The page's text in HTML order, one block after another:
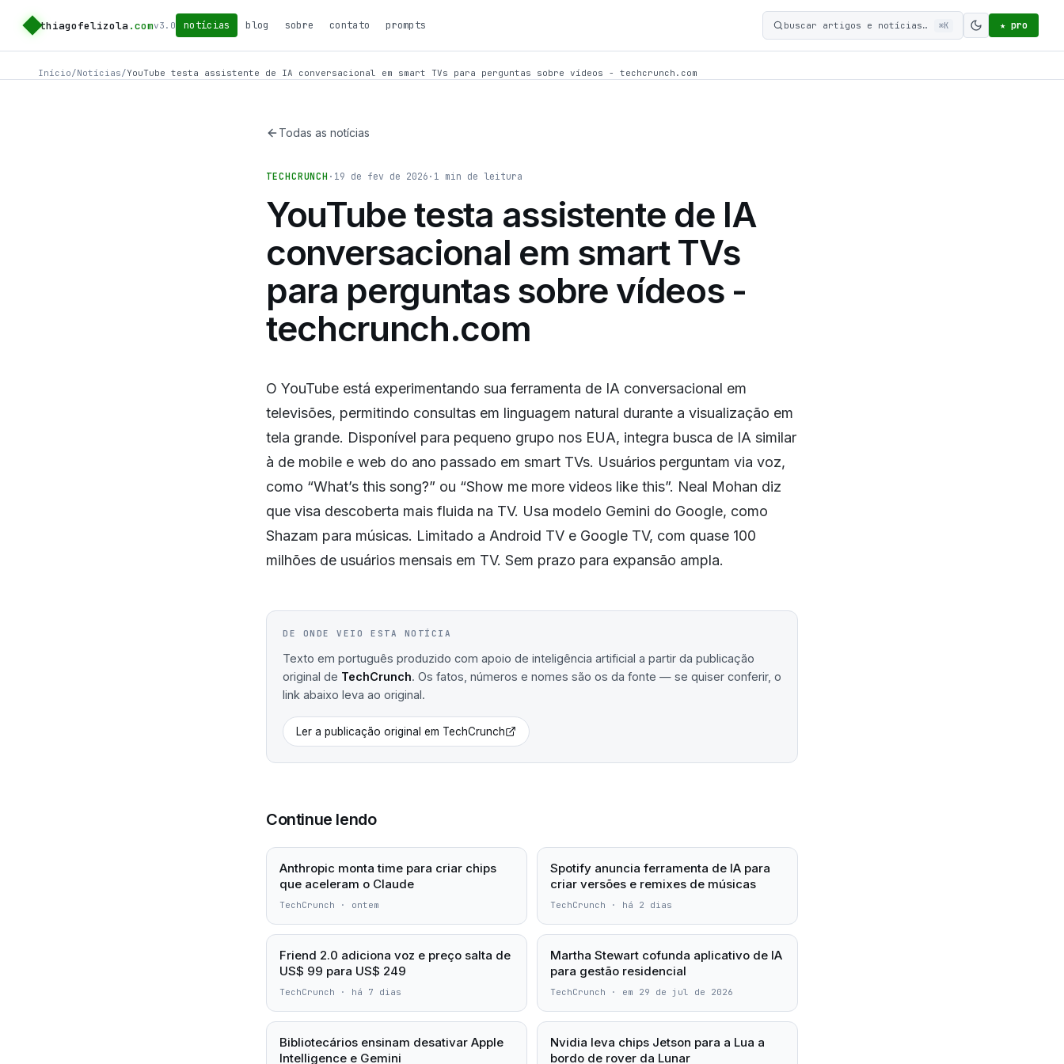
thiagofelizola .comv3.0 notícias blog sobre contato prompts buscar artigos e notícias… ⌘K
Ativar modo
★ pro
Início/Notícias/YouTube testa assistente de IA conversacional em smart TVs para perguntas sobre vídeos - techcrunch.com
Todas as notícias
TECHCRUNCH · 19 de fev de 2026 · 1 min de leitura
YouTube testa assistente de IA
conversacional em smart TVs
para perguntas sobre vídeos -
techcrunch.com
O YouTube está experimentando sua ferramenta de IA conversacional em
televisões, permitindo consultas em linguagem natural durante a visualização em
tela grande. Disponível para pequeno grupo nos EUA, integra busca de IA similar
à de mobile e web do ano passado em smart TVs. Usuários perguntam via voz,
como “What’s this song?” ou “Show me more videos like this”. Neal Mohan diz
que visa descoberta mais fluida na TV. Usa modelo Gemini do Google, como
Shazam para músicas. Limitado a Android TV e Google TV, com quase 100
milhões de usuários mensais em TV. Sem prazo para expansão ampla.
DE ONDE VEIO ESTA NOTÍCIA
Texto em português produzido com apoio de inteligência artificial a partir da publicação
original de TechCrunch. Os fatos, números e nomes são os da fonte — se quiser conferir, o
link abaixo leva ao original.
Ler a publicação original em TechCrunch
Continue lendo
Anthropic monta time para criar chips
que aceleram o Claude
TechCrunch · ontem
Spotify anuncia ferramenta de IA para
criar versões e remixes de músicas
TechCrunch · há 2 dias
Friend 2.0 adiciona voz e preço salta de
US$ 99 para US$ 249
TechCrunch · há 7 dias
Martha Stewart cofunda aplicativo de IA
para gestão residencial
TechCrunch · em 29 de jul de 2026
Bibliotecários ensinam desativar Apple
Intelligence e Gemini
Nvidia leva chips Jetson para a Lua a
bordo de rover da Lunar